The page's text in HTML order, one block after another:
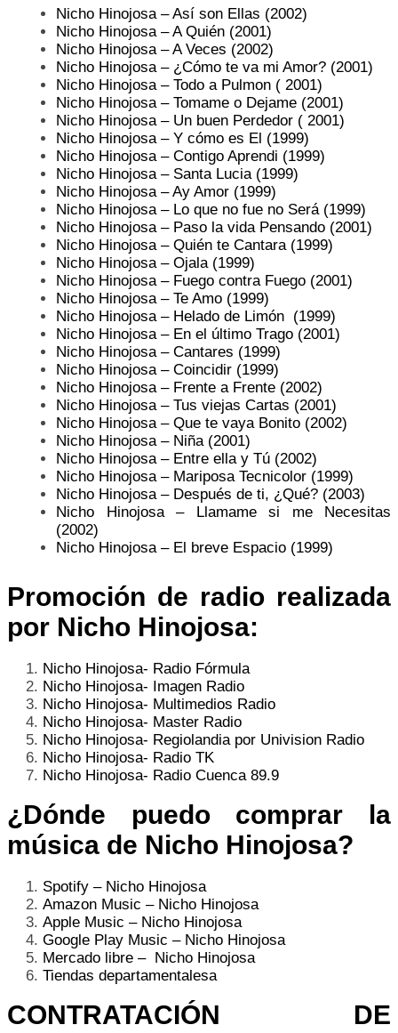
Nicho Hinojosa – Así son Ellas (2002)
Nicho Hinojosa – A Quién (2001)
Nicho Hinojosa – A Veces (2002)
Nicho Hinojosa – ¿Cómo te va mi Amor? (2001)
Nicho Hinojosa – Todo a Pulmon ( 2001)
Nicho Hinojosa – Tomame o Dejame (2001)
Nicho Hinojosa – Un buen Perdedor ( 2001)
Nicho Hinojosa – Y cómo es El (1999)
Nicho Hinojosa – Contigo Aprendi (1999)
Nicho Hinojosa – Santa Lucia (1999)
Nicho Hinojosa – Ay Amor (1999)
Nicho Hinojosa – Lo que no fue no Será (1999)
Nicho Hinojosa – Paso la vida Pensando (2001)
Nicho Hinojosa – Quién te Cantara (1999)
Nicho Hinojosa – Ojala (1999)
Nicho Hinojosa – Fuego contra Fuego (2001)
Nicho Hinojosa – Te Amo (1999)
Nicho Hinojosa – Helado de Limón (1999)
Nicho Hinojosa – En el último Trago (2001)
Nicho Hinojosa – Cantares (1999)
Nicho Hinojosa – Coincidir (1999)
Nicho Hinojosa – Frente a Frente (2002)
Nicho Hinojosa – Tus viejas Cartas (2001)
Nicho Hinojosa – Que te vaya Bonito (2002)
Nicho Hinojosa – Niña (2001)
Nicho Hinojosa – Entre ella y Tú (2002)
Nicho Hinojosa – Mariposa Tecnicolor (1999)
Nicho Hinojosa – Después de ti, ¿Qué? (2003)
Nicho Hinojosa – Llamame si me Necesitas
(2002)
Nicho Hinojosa – El breve Espacio (1999)
Promoción de radio realizada
por Nicho Hinojosa:
Nicho Hinojosa- Radio Fórmula
Nicho Hinojosa- Imagen Radio
Nicho Hinojosa- Multimedios Radio
Nicho Hinojosa- Master Radio
Nicho Hinojosa- Regiolandia por Univision Radio
Nicho Hinojosa- Radio TK
Nicho Hinojosa- Radio Cuenca 89.9
¿Dónde puedo comprar la
música de Nicho Hinojosa?
Spotify – Nicho Hinojosa
Amazon Music – Nicho Hinojosa
Apple Music – Nicho Hinojosa
Google Play Music – Nicho Hinojosa
Mercado libre – Nicho Hinojosa
Tiendas departamentalesa
CONTRATACIÓN DE